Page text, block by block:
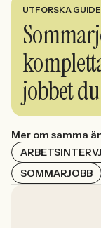
UTFORSKA
jobbet
Mer om samma
SOMMARJOBB